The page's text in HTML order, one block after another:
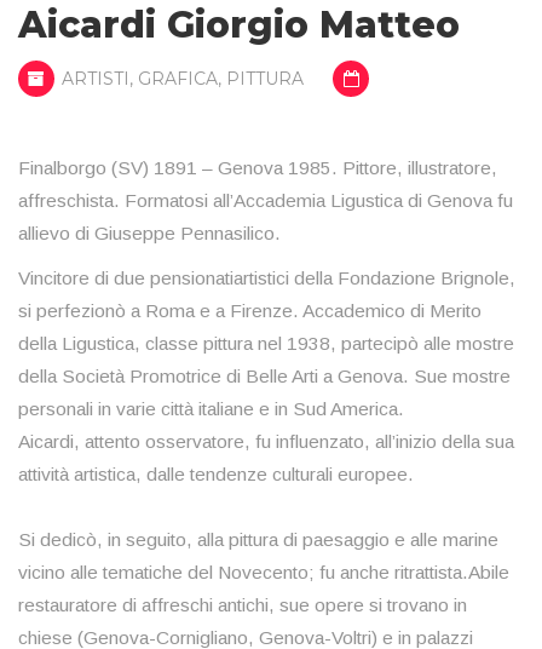
Aicardi Giorgio Matteo
ARTISTI, GRAFICA, PITTURA
Finalborgo (SV) 1891 – Genova 1985. Pittore, illustratore,
affreschista. Formatosi all’Accademia Ligustica di Genova fu
allievo di Giuseppe Pennasilico.
Vincitore di due pensionatiartistici della Fondazione Brignole,
si perfezionò a Roma e a Firenze. Accademico di Merito
della Ligustica, classe pittura nel 1938, partecipò alle mostre
della Società Promotrice di Belle Arti a Genova. Sue mostre
personali in varie città italiane e in Sud America.
Aicardi, attento osservatore, fu influenzato, all’inizio della sua
attività artistica, dalle tendenze culturali europee.
Si dedicò, in seguito, alla pittura di paesaggio e alle marine
vicino alle tematiche del Novecento; fu anche ritrattista.Abile
restauratore di affreschi antichi, sue opere si trovano in
chiese (Genova-Cornigliano, Genova-Voltri) e in palazzi